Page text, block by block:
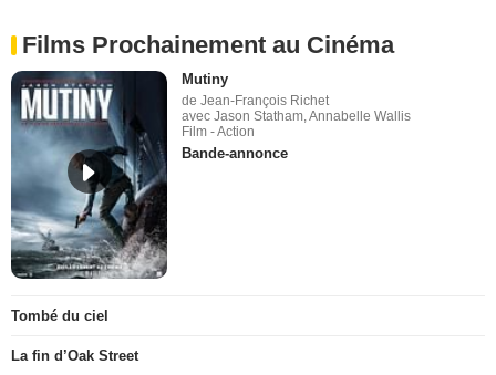
Films Prochainement au Cinéma
Mutiny
de Jean-François Richet
avec Jason Statham, Annabelle Wallis
Film - Action
Bande-annonce
Tombé du ciel
La fin d’Oak Street